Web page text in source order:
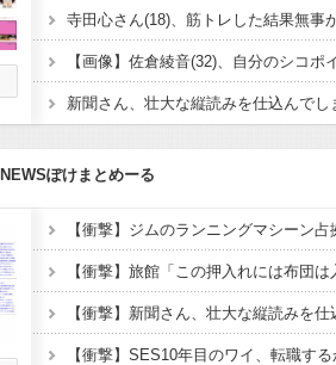
NEWSぽけまとめーる
【衝撃】SES10年目のワイ、転職す